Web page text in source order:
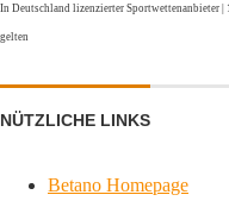
In Deutschland lizenzierter Sportwettenanbieter
gelten
NÜTZLICHE LINKS
Betano Homepage